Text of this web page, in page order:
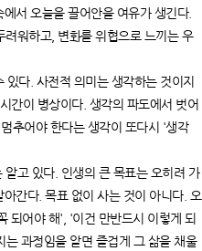
서 오늘을 끌어안을 여유가 생긴다.
워하고, 변화를 위협으로 느끼는 우
다. 사전적 의미는 생각하는 것이지
간이 병상이다. 생각의 파도에서 벗어
추어야 한다는 생각이 또다시 '생각
고 있다. 인생의 큰 목표는 오히려 가
간다. 목표 없이 사는 것이 아니다. 오
되어야 해', '이건 만반드시 이렇게 되
과정임을 알면 즐겁게 그 삶을 채울